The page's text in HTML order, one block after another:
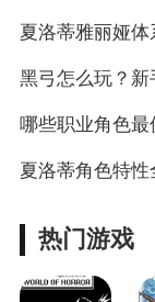
热门游戏